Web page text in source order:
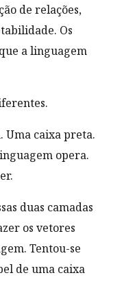
de relações,
Os
a linguagem
Uma caixa preta.
opera.
duas camadas
os vetores
Tentou-se
de uma caixa